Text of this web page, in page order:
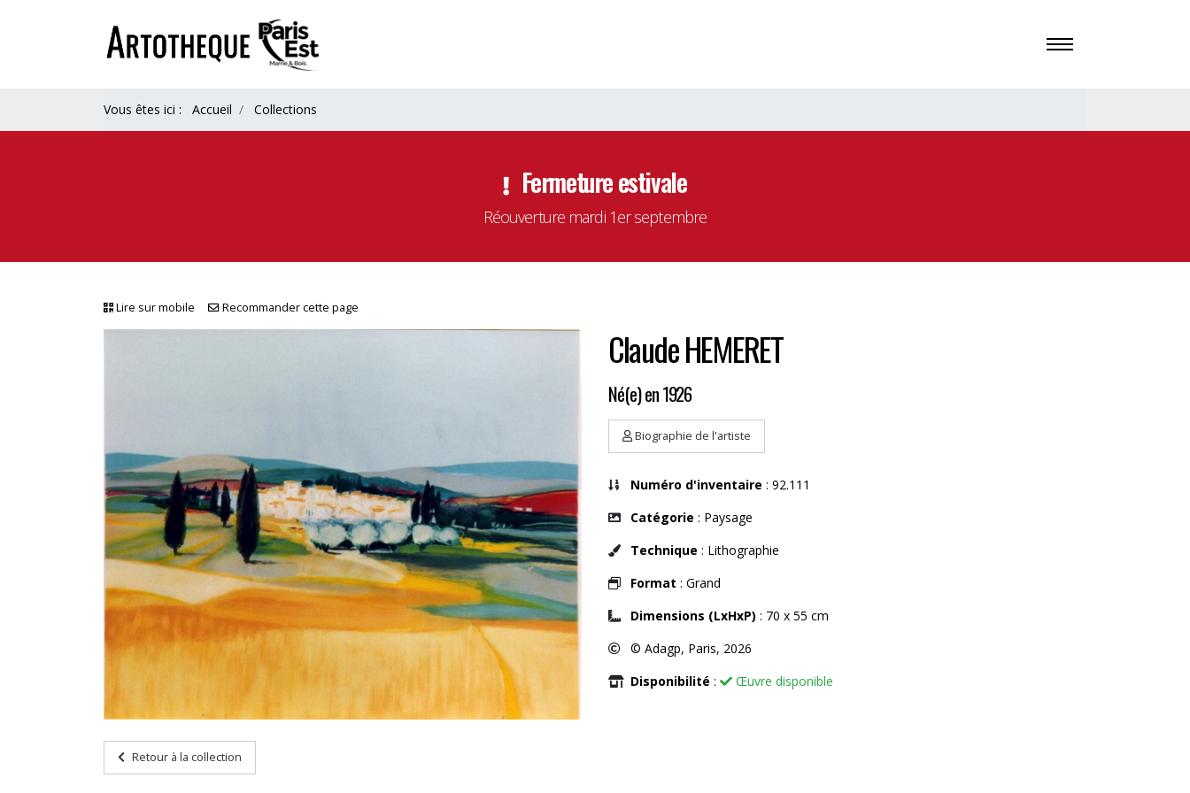
Vous êtes ici : Accueil Collections
Fermeture estivale
Réouverture mardi 1er septembre
Lire sur mobile Recommander cette page
Claude HEMERET
Né(e) en 1926
Biographie de l'artiste
Numéro d'inventaire : 92.111
Catégorie : Paysage
Technique : Lithographie
Format : Grand
Dimensions (LxHxP) : 70 x 55 cm
© Adagp, Paris, 2026
Disponibilité : Œuvre disponible
Retour à la collection